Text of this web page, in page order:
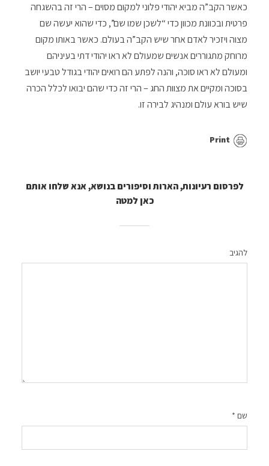
כאשר הקב”ה מביא יהודי פלוני למקום מסוים – הרי זה בהשגחה
פרטית ובכוונת מכוון כדי “לשכן שמו שם”, כדי שהוא יעשה שם
מצוה ויזכיר לאדם אחר שיש הקב”ה בעולם. כאשר באותו מקום
מרוחק מתגוררים אנשים שמעולם לא ראו יהודי דתי בעיניהם
ומעולם לא ראו סוכה, והנה לפתע הם רואים יהודי בגודל טבעי יושב
בסוכה ומקיים את מצוות החג – הרי זה כדי שהם יבואו לכלל הכרה
שיש בורא עולם ומנהיג לבירה זו.
Print
לפרסום רעיונות, הארות וסיפורים בנושא, אנא שלחו אותם
כאן למטה
להגיב
שם *